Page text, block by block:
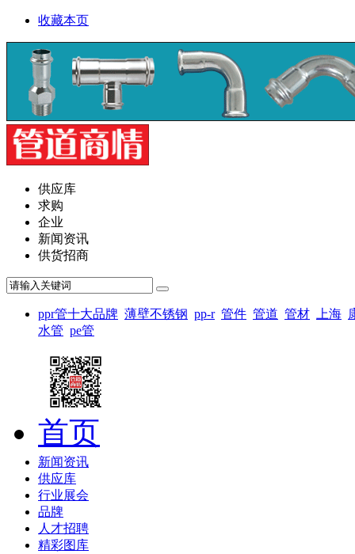
收藏本页
供应库
求购
企业
新闻资讯
供货招商
ppr管十大品牌 薄壁不锈钢 pp-r 管件 管道 管材 上海
水管 pe管
首页
新闻资讯
供应库
行业展会
品牌
人才招聘
精彩图库